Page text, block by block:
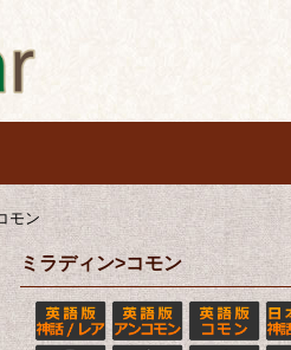
モン
ミラディン>コモン